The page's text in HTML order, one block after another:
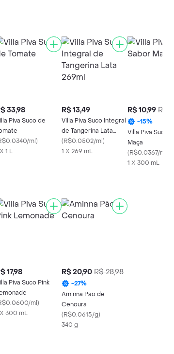
33,98
Piva Suco de
ml)
1 L
R$ 13,49
Villa Piva Suco Integral
de Tangerina Lata
269ml
(R$0.0502/ml)
1 X 269 mL
R$ 10,99 R$
-15%
Villa Piva Suco
Maça
(R$0.0367/ml
1 X 300 mL
17,98
Piva Suco Pink
ml)
300 mL
R$ 20,90 R$ 28,98
-27%
Aminna Pão de
Cenoura
(R$0.0615/g)
340 g